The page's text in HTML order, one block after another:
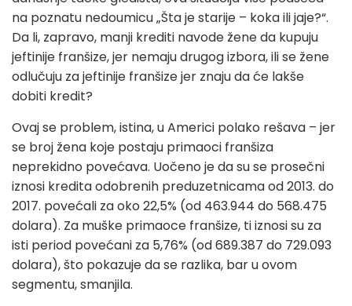
na poznatu nedoumicu „Šta je starije – koka ili jaje?“.
Da li, zapravo, manji krediti navode žene da kupuju
jeftinije franšize, jer nemaju drugog izbora, ili se žene
odlučuju za jeftinije franšize jer znaju da će lakše
dobiti kredit?
Ovaj se problem, istina, u Americi polako rešava – jer
se broj žena koje postaju primaoci franšiza
neprekidno povećava. Uočeno je da su se prosečni
iznosi kredita odobrenih preduzetnicama od 2013. do
2017. povećali za oko 22,5% (od 463.944 do 568.475
dolara). Za muške primaoce franšize, ti iznosi su za
isti period povećani za 5,76% (od 689.387 do 729.093
dolara), što pokazuje da se razlika, bar u ovom
segmentu, smanjila.